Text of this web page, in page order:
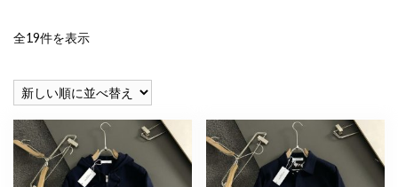
全19件を表示新
い
順